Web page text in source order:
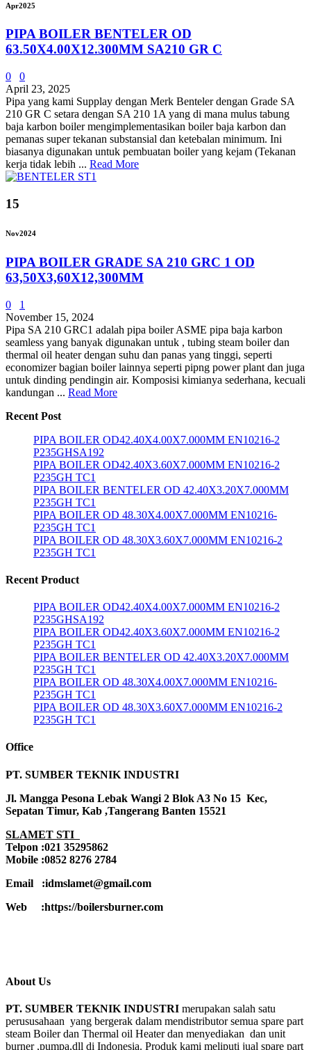
Apr2025
PIPA BOILER BENTELER OD
63.50X4.00X12.300MM SA210 GR C
0
0
April 23, 2025
Pipa yang kami Supplay dengan Merk Benteler dengan Grade SA
210 GR C setara dengan SA 210 1A yang di mana mulus tabung
baja karbon boiler mengimplementasikan boiler baja karbon dan
pemanas super tekanan substansial dan ketebalan minimum. Ini
biasanya digunakan untuk pembuatan boiler yang kejam (Tekanan
kerja tidak lebih ... Read More
15
Nov2024
PIPA BOILER GRADE SA 210 GRC 1 OD
63,50X3,60X12,300MM
0
1
November 15, 2024
Pipa SA 210 GRC1 adalah pipa boiler ASME pipa baja karbon
seamless yang banyak digunakan untuk , tubing steam boiler dan
thermal oil heater dengan suhu dan panas yang tinggi, seperti
economizer bagian boiler lainnya seperti pipng power plant dan juga
untuk dinding pendingin air. Komposisi kimianya sederhana, kecuali
kandungan ... Read More
Recent Post
PIPA BOILER OD42.40X4.00X7.000MM EN10216-2
P235GHSA192
PIPA BOILER OD42.40X3.60X7.000MM EN10216-2
P235GH TC1
PIPA BOILER BENTELER OD 42.40X3.20X7.000MM
P235GH TC1
PIPA BOILER OD 48.30X4.00X7.000MM EN10216-
P235GH TC1
PIPA BOILER OD 48.30X3.60X7.000MM EN10216-2
P235GH TC1
Recent Product
PIPA BOILER OD42.40X4.00X7.000MM EN10216-2
P235GHSA192
PIPA BOILER OD42.40X3.60X7.000MM EN10216-2
P235GH TC1
PIPA BOILER BENTELER OD 42.40X3.20X7.000MM
P235GH TC1
PIPA BOILER OD 48.30X4.00X7.000MM EN10216-
P235GH TC1
PIPA BOILER OD 48.30X3.60X7.000MM EN10216-2
P235GH TC1
Office
PT. SUMBER TEKNIK INDUSTRI
Jl. Mangga Pesona Lebak Wangi 2 Blok A3 No 15 Kec,
Sepatan Timur, Kab ,Tangerang Banten 15521
SLAMET STI
Telpon :021 35295862
Mobile :0852 8276 2784
Email :idmslamet@gmail.com
Web :https://boilersburner.com
About Us
PT. SUMBER TEKNIK INDUSTRI merupakan salah satu
perususahaan yang bergerak dalam mendistributor semua spare part
steam Boiler dan Thermal oil Heater dan menyediakan dan unit
burner ,pumpa,dll di Indonesia. Produk kami meliputi jual spare part